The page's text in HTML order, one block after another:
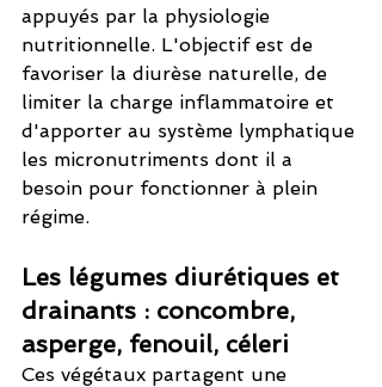
appuyés par la physiologie
nutritionnelle. L'objectif est de
favoriser la diurèse naturelle, de
limiter la charge inflammatoire et
d'apporter au système lymphatique
les micronutriments dont il a
besoin pour fonctionner à plein
régime.
Les légumes diurétiques et
drainants : concombre,
asperge, fenouil, céleri
Ces végétaux partagent une